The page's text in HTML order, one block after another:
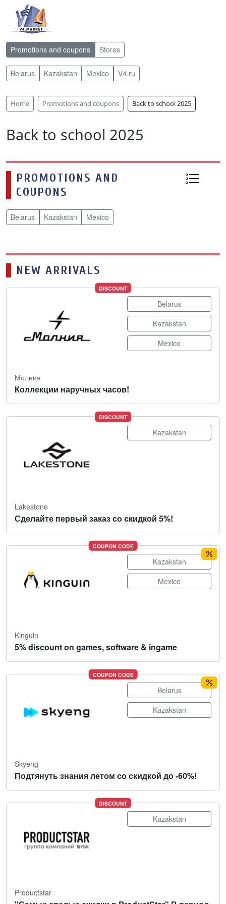
Promotions and coupons Stores
Belarus Kazakstan Mexico V4.ru
Home Promotions and coupons Back to school 2025
Back to school 2025
PROMOTIONS AND
COUPONS
Belarus Kazakstan Mexico
NEW ARRIVALS
DISCOUNT
Belarus
Kazakstan
Mexico
Молния
Коллекции наручных часов!
DISCOUNT
Kazakstan
Lakestone
Сделайте первый заказ со скидкой 5%!
COUPON CODE
Kazakstan
Mexico
Kinguin
5% discount on games, software & ingame
COUPON CODE
Belarus
Kazakstan
Skyeng
Подтянуть знания летом со скидкой до -60%!
DISCOUNT
Kazakstan
Productstar